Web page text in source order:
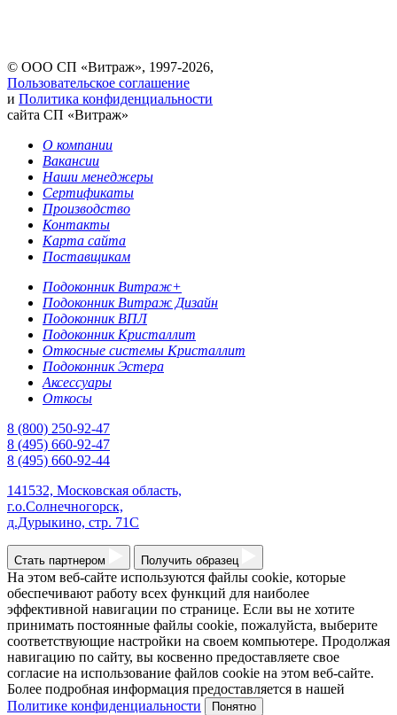
© ООО СП «Витраж», 1997-2026,
Пользовательское соглашение
и Политика конфиденциальности
сайта СП «Витраж»
О компании
Вакансии
Наши менеджеры
Сертификаты
Производство
Контакты
Карта сайта
Поставщикам
Подоконник Витраж+
Подоконник Витраж Дизайн
Подоконник ВПЛ
Подоконник Кристаллит
Откосные системы Кристаллит
Подоконник Эстера
Аксессуары
Откосы
8 (800) 250-92-47
8 (495) 660-92-47
8 (495) 660-92-44
141532, Московская область,
г.о.Солнечногорск,
д.Дурыкино, стр. 71С
Стать партнером Получить образец
На этом веб-сайте используются файлы cookie, которые
обеспечивают работу всех функций для наиболее
эффективной навигации по странице. Если вы не хотите
принимать постоянные файлы cookie, пожалуйста, выберите
соответствующие настройки на своем компьютере. Продолжая
навигацию по сайту, вы косвенно предоставляете свое
согласие на использование файлов cookie на этом веб-сайте.
Более подробная информация предоставляется в нашей
Политике конфиденциальности
Понятно